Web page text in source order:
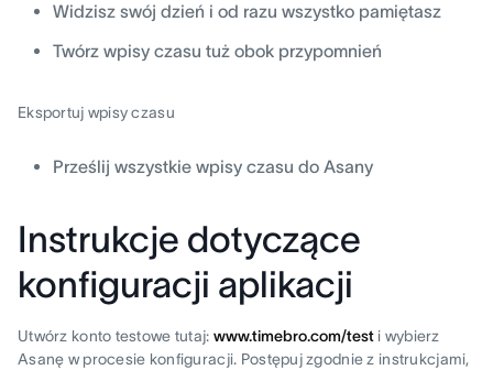
Widzisz swój dzień i od razu wszystko pamiętasz
Twórz wpisy czasu tuż obok przypomnień
Eksportuj wpisy czasu
Prześlij wszystkie wpisy czasu do Asany
Instrukcje dotyczące
konfiguracji aplikacji
Utwórz konto testowe tutaj: www.timebro.com/testi wybierz
Asanę w procesie konfiguracji. Postępuj zgodnie z instrukcjami,